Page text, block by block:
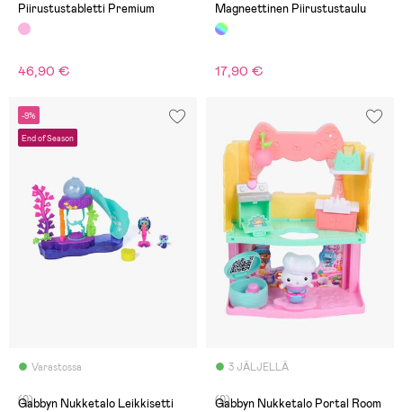
Piirustustabletti Premium
46,90 €
Magneettinen Piirustustaulu
17,90 €
-9%
End of Season
Varastossa
(0)
Gabbyn Nukketalo Leikkisetti
3 JÄLJELLÄ
(0)
Gabbyn Nukketalo Portal Room